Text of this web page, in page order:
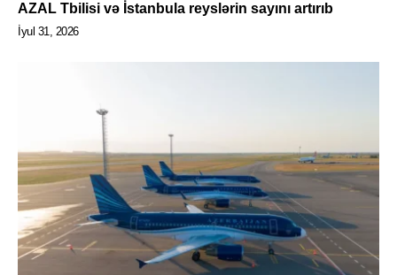
AZAL Tbilisi və İstanbula reyslərin sayını artırıb
İyul 31, 2026